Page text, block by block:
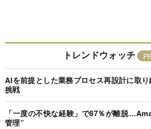
トレンドウォッチ
AIを前提とした業務プロセス再設計に取
挑戦
「一度の不快な経験」で87％が離脱
管理”